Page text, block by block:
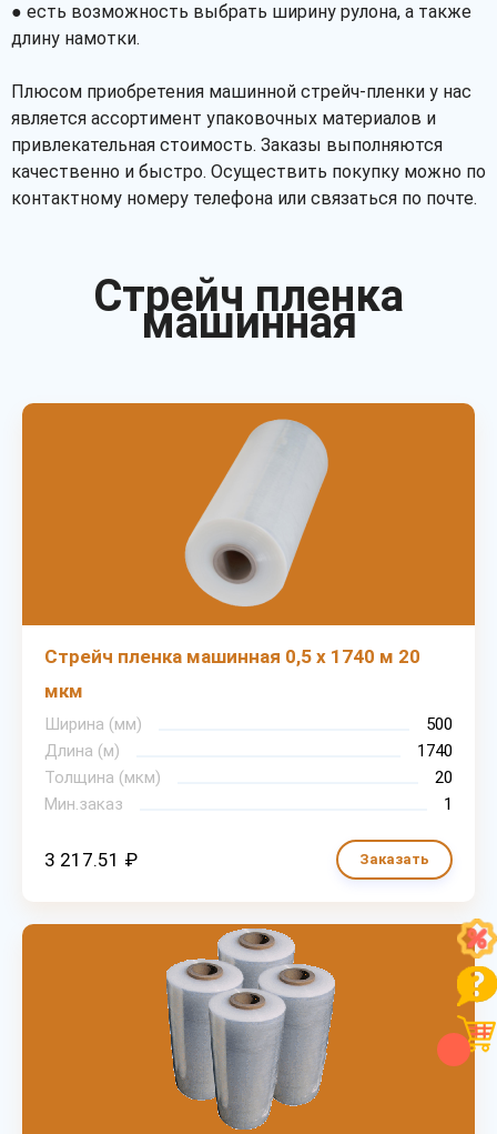
● есть возможность выбрать ширину рулона, а также
длину намотки.
Плюсом приобретения машинной стрейч-пленки у нас
является ассортимент упаковочных материалов и
привлекательная стоимость. Заказы выполняются
качественно и быстро. Осуществить покупку можно по
контактному номеру телефона или связаться по почте.
Стрейч пленка
машинная
Стрейч пленка машинная 0,5 х 1740 м 20
мкм
Ширина (мм)
500
Длина (м)
1740
Толщина (мкм)
20
Мин.заказ
1
3 217.51 ₽ Заказать